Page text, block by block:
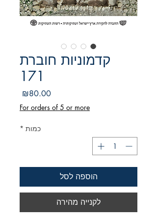
קדמוניות חוברת
171
₪80.00
For orders of 5 or more
כמות *
הוספה לסל
לקנייה מהירה